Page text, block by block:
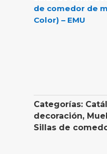
de comedor de
Color) – EMU
Categorías:
decoración,
Sillas de